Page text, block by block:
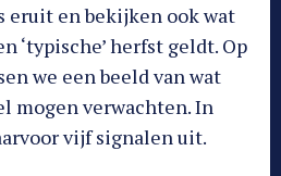
eruit en bekijken ook wat
‘typische’ herfst geldt. Op
we een beeld van wat
mogen verwachten. In
vijf signalen uit.